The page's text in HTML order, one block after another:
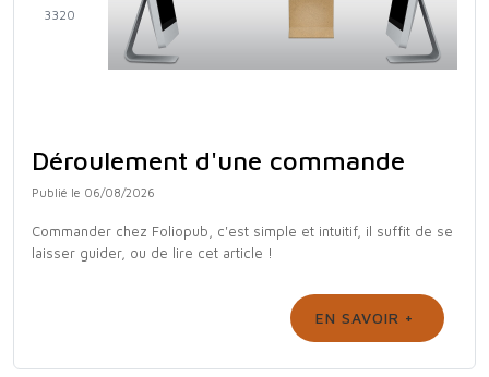
3320
Déroulement d'une commande
Publié le 06/08/2026
Commander chez Foliopub, c'est simple et intuitif, il suffit de se
laisser guider, ou de lire cet article !
EN SAVOIR +